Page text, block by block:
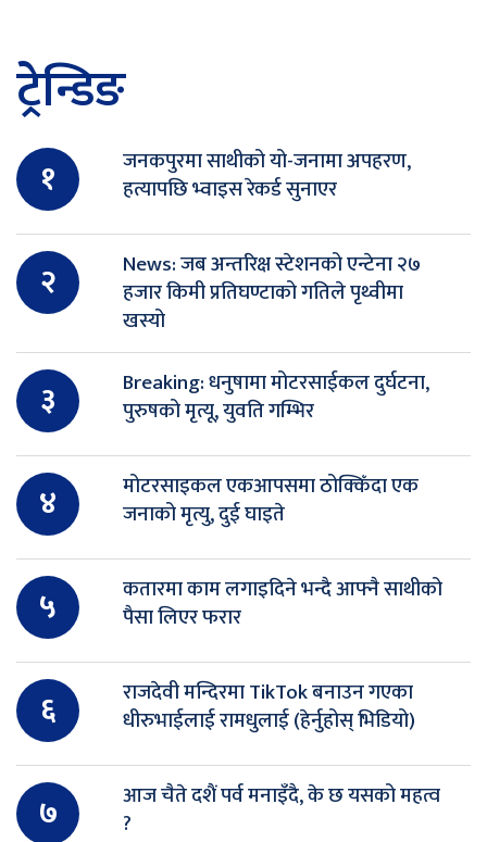
ट्रेन्डिङ
१
जनकपुरमा साथीको यो-जनामा अपहरण,
हत्यापछि भ्वाइस रेकर्ड सुनाएर
२
News: जब अन्तरिक्ष स्टेशनको एन्टेना २७
हजार किमी प्रतिघण्टाको गतिले पृथ्वीमा
खस्यो
३
Breaking: धनुषामा मोटरसाईकल दुर्घटना,
पुरुषको मृत्यू, युवति गम्भिर
४
मोटरसाइकल एकआपसमा ठोक्किँदा एक
जनाको मृत्यु, दुई घाइते
५
कतारमा काम लगाइदिने भन्दै आफ्नै साथीको
पैसा लिएर फरार
६
राजदेवी मन्दिरमा TikTok बनाउन गएका
धीरुभाईलाई रामधुलाई (हेर्नुहोस् भिडियो)
७
आज चैते दशैं पर्व मनाइँदै, के छ यसको महत्व
?